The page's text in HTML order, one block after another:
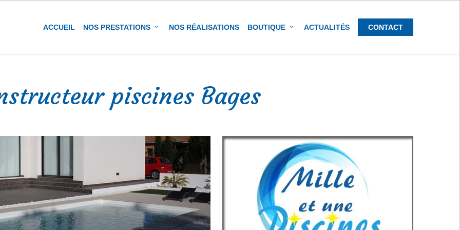
ACCUEIL NOS PRESTATIONS NOS RÉALISATIONS BOUTIQUE ACTUALITÉS CONTACT
piscines Bages